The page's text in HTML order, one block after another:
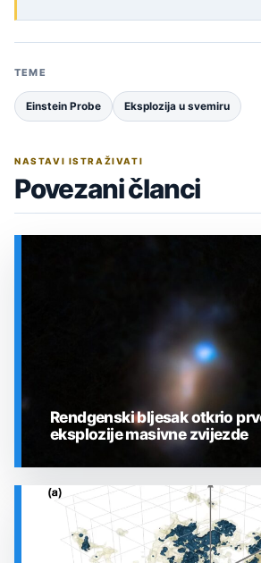
TEME
Einstein Probe Eksplozija u svemiru
NASTAVI ISTRAŽIVATI
Povezani članci
SVEMIR
Rendgenski bljesak otkrio
eksplozije masivne zvijezde